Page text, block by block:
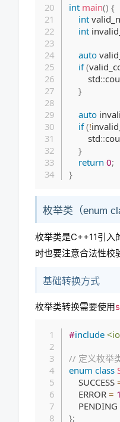
int main() {
int
int
auto
if (
        std
::
}
auto
if (!
        std
::
}
return 0;
}
枚举类（enum
枚举类是C++11引入
时也要注意合法性校
基础转换方式
枚举类转换需要使用
#include
// 定义枚举
enum class
    SUCCESS
    ERROR
= 1
    PENDING
};